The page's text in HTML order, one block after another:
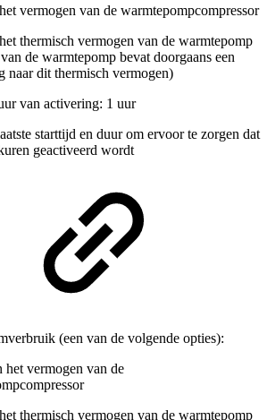
vermogen van de warmtepompcompressor
thermisch vermogen van de warmtepomp
de warmtepomp bevat doorgaans een
naar dit thermisch vermogen)
van activering: 1 uur
starttijd en duur om ervoor te zorgen dat
geactiveerd wordt
(een van de volgende opties):
het vermogen van de
thermisch vermogen van de warmtepomp